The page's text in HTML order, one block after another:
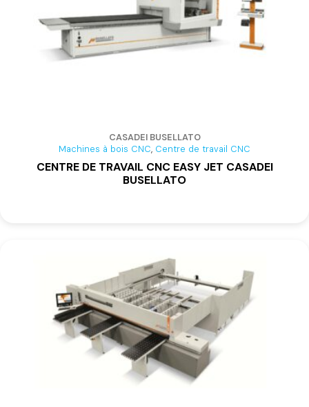
CASADEI BUSELLATO
Machines à bois CNC, Centre de travail CNC
CENTRE DE TRAVAIL CNC EASY JET CASADEI
BUSELLATO